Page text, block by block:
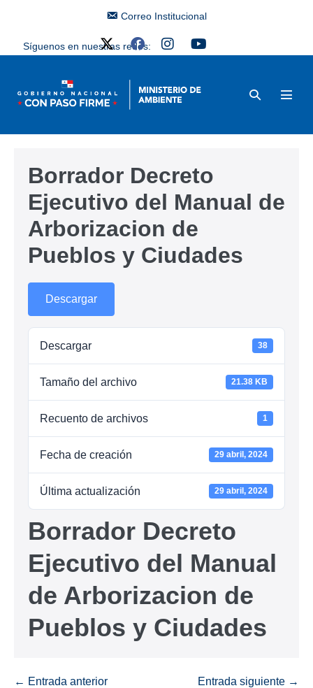
Correo Institucional
Síguenos en nuestras redes:
Borrador Decreto
Ejecutivo del Manual de
Arborizacion de
Pueblos y Ciudades
Descargar
Descargar 38
Tamaño del archivo 21.38 KB
Recuento de archivos 1
Fecha de creación 29 abril, 2024
Última actualización 29 abril, 2024
Borrador Decreto
Ejecutivo del Manual
de Arborizacion de
Pueblos y Ciudades
← Entrada anterior Entrada siguiente →